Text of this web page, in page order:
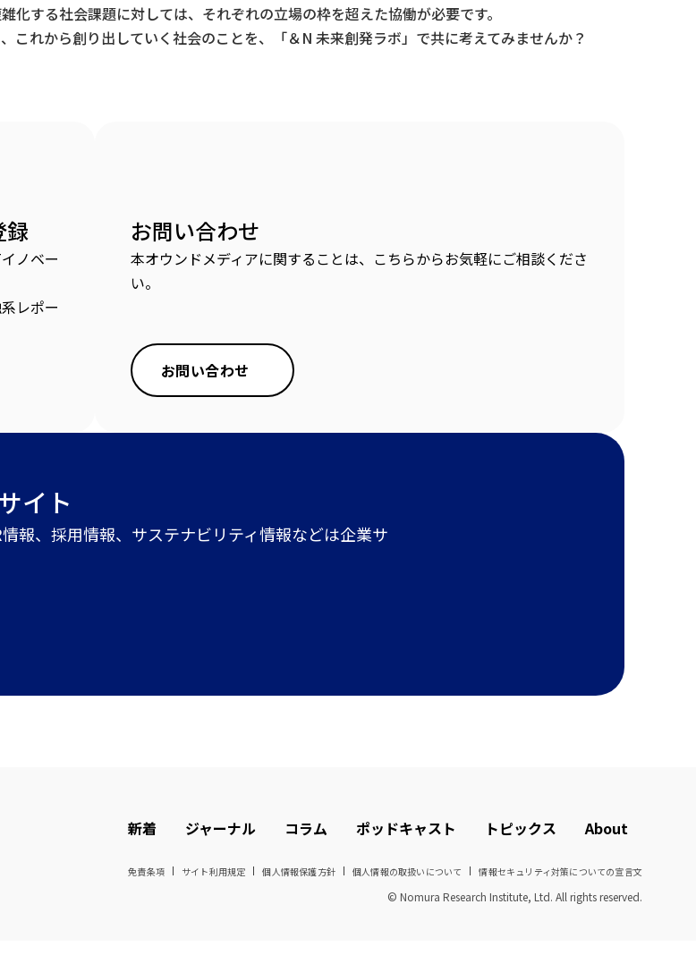
化する社会課題に対しては、それぞれの立場の枠を超えた協働が必要です。
これから創り出していく社会のことを、「＆N 未来創発ラボ」で共に考えてみませんか？
録
ノベー
レポー
お問い合わせ
本オウンドメディアに関することは、こちらからお気軽にご相談くださ
い。
お問い合わせ
イト
報、採用情報、サステナビリティ情報などは企業サ
新着 ジャーナル コラム ポッドキャスト トピックス About
免責条項 サイト利用規定 個人情報保護方針 個人情報の取扱いについて 情報セキュリティ対策についての宣言文
© Nomura Research Institute, Ltd. All rights reserved.